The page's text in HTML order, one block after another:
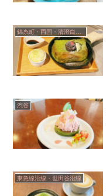
錦糸町・両国・清澄白河・小岩
渋谷
東急線沿線・世田谷沿線